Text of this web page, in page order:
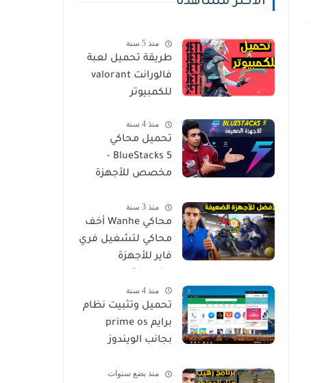
منذ 5 سنة
طريقة تحميل لعبة
فالورانت valorant
للكمبيوتر
منذ 4 سنة
تحميل محاكي
BlueStacks 5 -
مخصص للأجهزة
منذ 3 سنة
محاكي Wanhe أخف
محاكي لتشغيل فري
فاير للأجهزة
منذ 4 سنة
تحميل وتثبيت نظام
برايم prime os
بجانب الويندوز
Prime Os
منذ بضع سنوات